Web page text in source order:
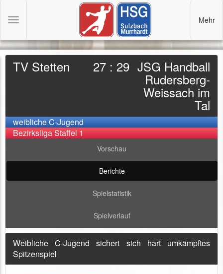
TV Stetten 27 : 29 JSG Handball
Rudersberg-
Weissach im
Tal
weibliche C-Jugend
Bezirksliga Staffel 1
Vorschau
Berichte
Spielstatistik
Spielverlauf
Weibliche C-Jugend sichert sich hart umkämpftes
Spitzenspiel
Toggle
Mehr